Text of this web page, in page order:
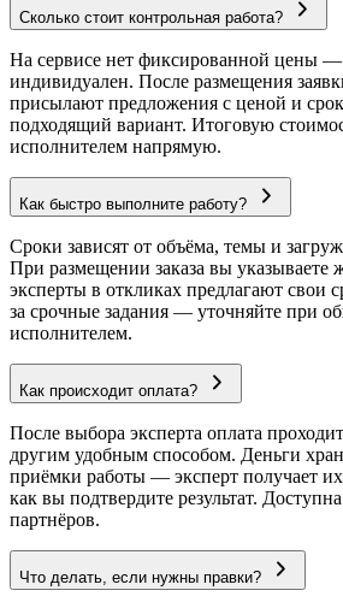
Сколько стоит контрольная работа?
На сервисе нет фиксированной цены —
индивидуален. После размещения
присылают предложения с ценой и
подходящий вариант. Итоговую
исполнителем напрямую.
Как быстро выполните работу?
Сроки зависят от объёма, темы и
При размещении заказа вы указываете
эксперты в откликах предлагают свои
за срочные задания — уточняйте при
исполнителем.
Как происходит оплата?
После выбора эксперта оплата
другим удобным способом. Деньги
приёмки работы — эксперт получает их
как вы подтвердите результат.
партнёров.
Что делать, если нужны правки?